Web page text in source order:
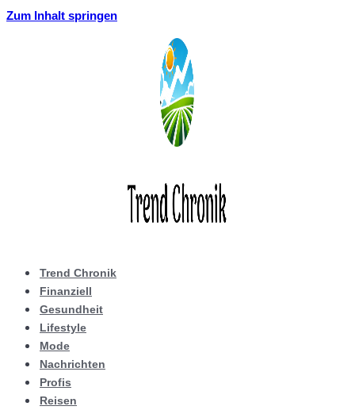
Zum Inhalt springen
Trend Chronik
Finanziell
Gesundheit
Lifestyle
Mode
Nachrichten
Profis
Reisen